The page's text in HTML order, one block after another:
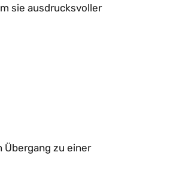
sie ausdrucksvoller
zu einer